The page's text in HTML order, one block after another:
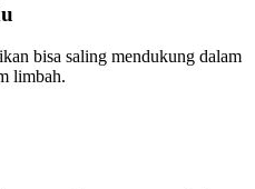
bisa saling mendukung dalam
limbah.